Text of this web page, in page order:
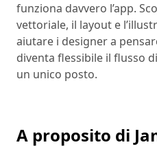
funziona davvero l’app.
vettoriale, il layout e
aiutare i designer a
diventa flessibile il flusso
un unico posto.
A proposito di